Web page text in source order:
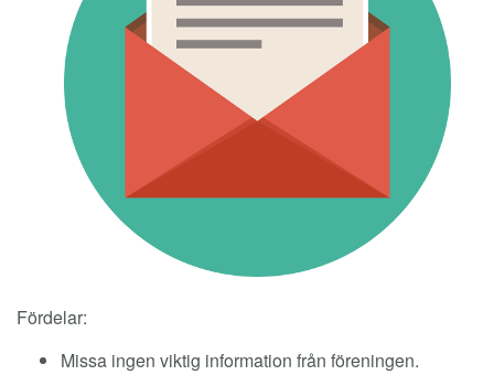
Fördelar:
Missa ingen viktig information från föreningen.